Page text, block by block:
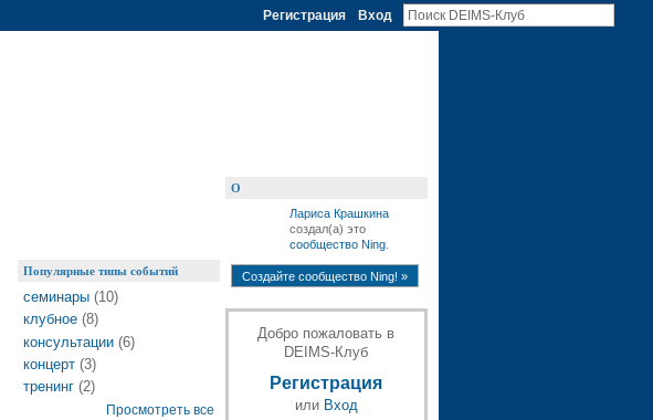
Регистрация Вход
Популярные типы событий
семинары(10)
клубное(8)
консультации(6)
концерт(3)
тренинг(2)
Просмотреть все
О
Лариса Крашкина
cоздал(а) это
сообщество Ning.
Создайте сообщество Ning! »
Добро пожаловать в
DEIMS-Клуб
Регистрация
или Вход